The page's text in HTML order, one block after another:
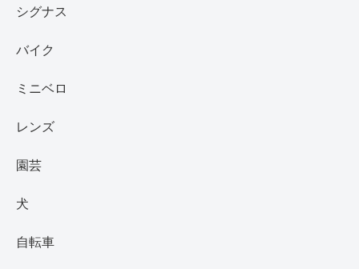
シグナス
バイク
ミニベロ
レンズ
園芸
犬
自転車